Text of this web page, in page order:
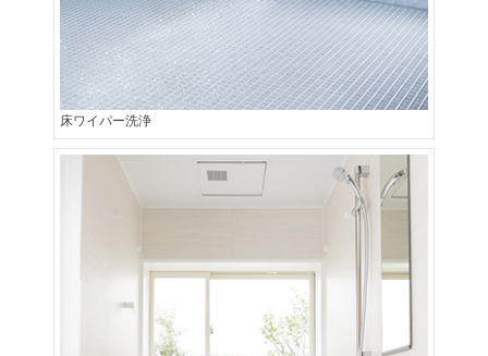
床ワイパー洗浄